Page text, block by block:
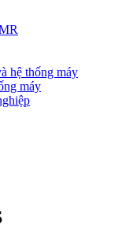
hệ thống máy
máy